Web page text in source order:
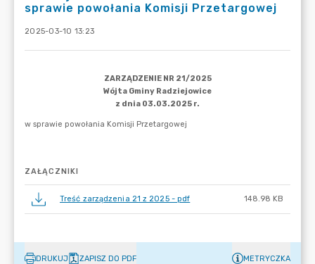
sprawie powołania Komisji Przetargowej
2025-03-10 13:23
ZAŁĄCZNIKI
Treść zarządzenia 21 z 2025 - pdf 148.98 KB
DRUKUJ ZAPISZ DO PDF METRYCZKA